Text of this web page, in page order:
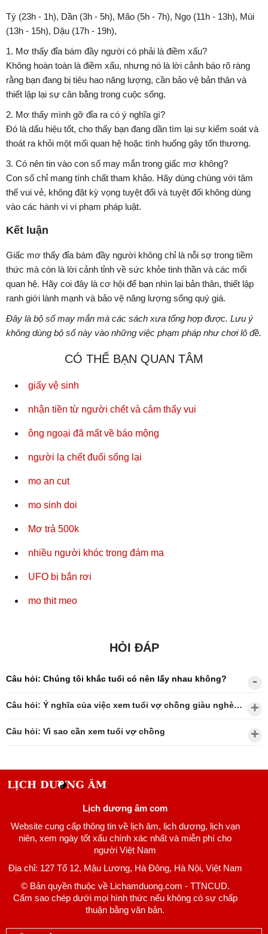
Tý (23h - 1h), Dần (3h - 5h), Mão (5h - 7h), Ngọ (11h - 13h), Mùi
(13h - 15h), Dậu (17h - 19h),
1. Mơ thấy đỉa bám đầy người có phải là điềm xấu?
Không hoàn toàn là điềm xấu, nhưng nó là lời cảnh báo rõ ràng
rằng bạn đang bị tiêu hao năng lượng, cần bảo vệ bản thân và
thiết lập lại sự cân bằng trong cuộc sống.
2. Mơ thấy mình gỡ đỉa ra có ý nghĩa gì?
Đó là dấu hiệu tốt, cho thấy bạn đang dần tìm lại sự kiểm soát và
thoát ra khỏi một mối quan hệ hoặc tình huống gây tổn thương.
3. Có nên tin vào con số may mắn trong giấc mơ không?
Con số chỉ mang tính chất tham khảo. Hãy dùng chúng với tâm
thế vui vẻ, không đặt kỳ vọng tuyệt đối và tuyệt đối không dùng
vào các hành vi vi phạm pháp luật.
Kết luận
Giấc mơ thấy đỉa bám đầy người không chỉ là nỗi sợ trong tiềm
thức mà còn là lời cảnh tỉnh về sức khỏe tinh thần và các mối
quan hệ. Hãy coi đây là cơ hội để bạn nhìn lại bản thân, thiết lập
ranh giới lành mạnh và bảo vệ năng lượng sống quý giá.
Đây là bộ số may mắn mà các sách xưa tổng hợp được. Lưu ý
không dùng bộ số này vào những việc phạm pháp như chơi lô đề.
CÓ THỂ BẠN QUAN TÂM
giấy vệ sinh
nhận tiền từ người chết và cảm thấy vui
ông ngoại đã mất về báo mộng
người lạ chết đuối sống lại
mo an cut
mo sinh doi
Mơ trả 500k
nhiều người khóc trong đám ma
UFO bị bắn rơi
mo thit meo
HỎI ĐÁP
Câu hỏi: Chúng tôi khắc tuổi có nên lấy nhau không?
Câu hỏi: Ý nghĩa của việc xem tuổi vợ chồng giàu nghèo?
Câu hỏi: Vì sao cần xem tuổi vợ chồng
Lịch dương âm com
Website cung cấp thông tin về lịch âm, lịch dương, lịch vạn
niên, xem ngày tốt xấu chính xác nhất và miễn phí cho
người Việt Nam
Địa chỉ: 127 Tổ 12, Mậu Lương, Hà Đông, Hà Nội, Việt Nam
© Bản quyền thuộc về Lichamduong.com - TTNCUD.
Cấm sao chép dưới mọi hình thức nếu không có sự chấp
thuận bằng văn bản.